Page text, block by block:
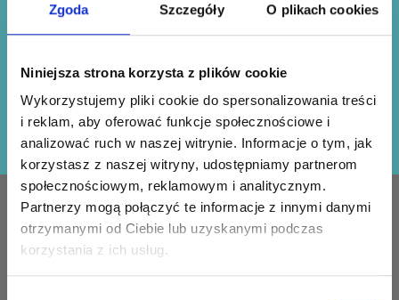
Zgoda Szczegóły O plikach cookies
Niniejsza strona korzysta z plików cookie
Wykorzystujemy pliki cookie do spersonalizowania treści
i reklam, aby oferować funkcje społecznościowe i
analizować ruch w naszej witrynie. Informacje o tym, jak
korzystasz z naszej witryny, udostępniamy partnerom
społecznościowym, reklamowym i analitycznym.
Partnerzy mogą połączyć te informacje z innymi danymi
otrzymanymi od Ciebie lub uzyskanymi podczas
korzystania z ich usług.
Oszczędzaj nawet do 50%!
Otrzymuj nasz darmowy biuletyn i korzystaj z
inspiracji, ofert i zniżek!
Zapisz się
INFORMACJE
LindeHobby zostało
założone w 2015 roku z
KONTO
Oszczędź nawet do 50%